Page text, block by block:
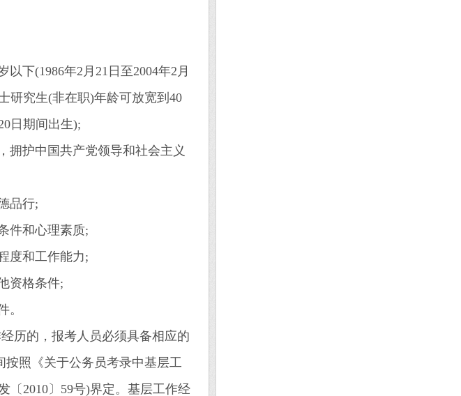
下(1986年2月21日至2004年2月
研究生(非在职)年龄可放宽到40
日期间出生);
护中国共产党领导和社会主义
品行;
和心理素质;
和工作能力;
资格条件;
的，报考人员必须具备相应的
照《关于公务员考录中基层工
〔2010〕59号)界定。基层工作经